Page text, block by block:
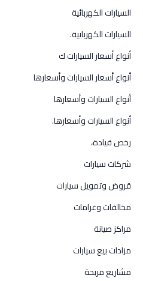
السيارات الكهربائية
السيارات الكهربايية.
أنواع أسعار السيارات ك
أنواع أسعار السيارات وأسعارها
أنواع السيارات وأسعارها
أنواع السيارات وأسعارها.
رخص قيادة،
شركات سيارات
قروض وتمويل سيارات
مخالفات وغرامات
مراكز صيانة
مزادات بيع سيارات
مشاريع مربحة